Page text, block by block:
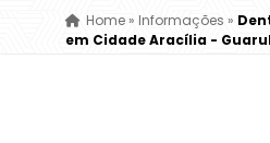
Home» Informações »
em Cidade Aracília -